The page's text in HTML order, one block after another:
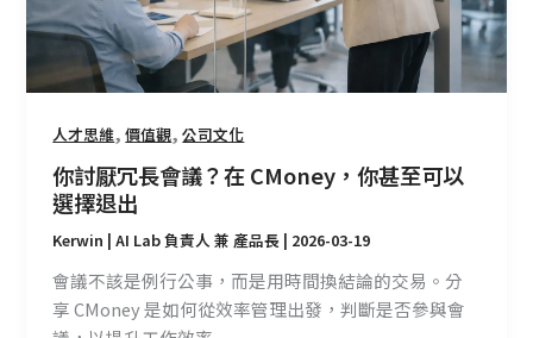
人才思維,價值觀,公司文化
你討厭冗長會議？在 CMoney，你甚至可以
選擇退出
Kerwin | AI Lab 負責人 兼 產品長 | 2026-03-19
會議不該是例行公事，而是用時間換結論的交易。分
享 CMoney 是如何從效率管理出發，判斷是否參與會
CMoney，
你
至
可
選
擇
退
出